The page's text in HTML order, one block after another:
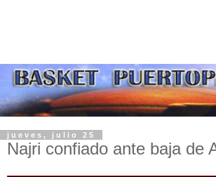
jueves, julio 25
Najri confiado ante baja de